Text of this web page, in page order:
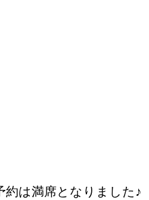
約は満席となりました♪